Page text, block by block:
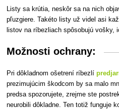
Listy sa krútia, neskôr sa na nich
pľuzgiere. Takéto listy už videl asi
listov na ríbezliach spôsobujú vošky, i
Možnosti ochrany:
Pri dôkladnom ošetrení ríbezlí
prezimujúcim škodcom by sa malo
predsa spozorujete, zrejme ste
neurobili dôkladne. Ten totiž funguje